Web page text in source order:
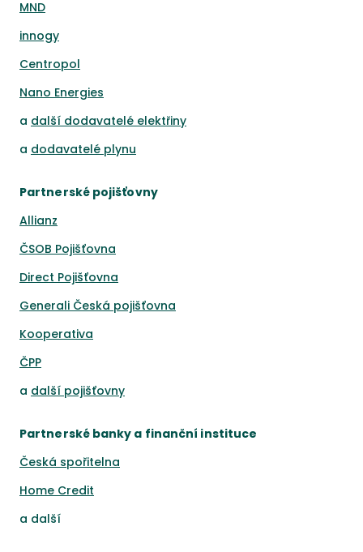
MND
innogy
Centropol
Nano Energies
a další dodavatelé elektřiny
a dodavatelé plynu
Partnerské pojišťovny
Allianz
ČSOB Pojišťovna
Direct Pojišťovna
Generali Česká pojišťovna
Kooperativa
ČPP
a další pojišťovny
Partnerské banky a finanční instituce
Česká spořitelna
Home Credit
a další